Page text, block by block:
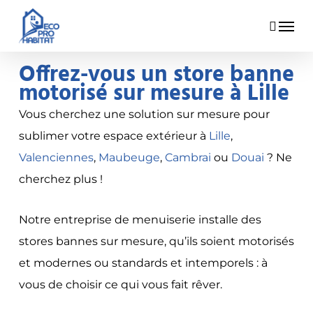
content
Menu
Offrez-vous un store banne
motorisé sur mesure à Lille
Vous cherchez une solution sur mesure pour
sublimer votre espace extérieur à Lille,
Valenciennes, Maubeuge, Cambrai ou Douai ? Ne
cherchez plus !
Notre entreprise de menuiserie installe des
stores bannes sur mesure, qu’ils soient motorisés
et modernes ou standards et intemporels : à
vous de choisir ce qui vous fait rêver.